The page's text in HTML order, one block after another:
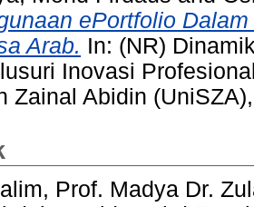
ePortfolio
Arab. In: (NR)
Inovasi
Zainal Abidin
Prof. Madya Dr.